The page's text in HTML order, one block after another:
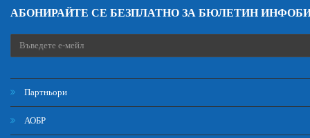
АБОНИРАЙТЕ СЕ БЕЗПЛАТНО ЗА БЮЛЕТИН
Партньори
АОБР